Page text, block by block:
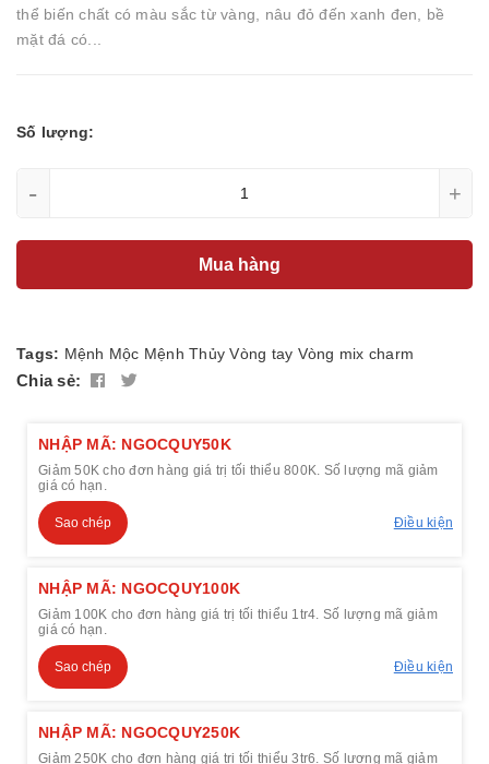
thể biến chất có màu sắc từ vàng, nâu đỏ đến xanh đen, bề
mặt đá có...
Số lượng:
- +
Mua hàng
Tags: Mệnh Mộc Mệnh Thủy Vòng tay Vòng mix charm
Chia sẻ:
NHẬP MÃ: NGOCQUY50K
Giảm 50K cho đơn hàng giá trị tối thiểu 800K. Số lượng mã giảm
giá có hạn.
Sao chép Điều kiện
NHẬP MÃ: NGOCQUY100K
Giảm 100K cho đơn hàng giá trị tối thiểu 1tr4. Số lượng mã giảm
giá có hạn.
Sao chép Điều kiện
NHẬP MÃ: NGOCQUY250K
Giảm 250K cho đơn hàng giá trị tối thiểu 3tr6. Số lượng mã giảm